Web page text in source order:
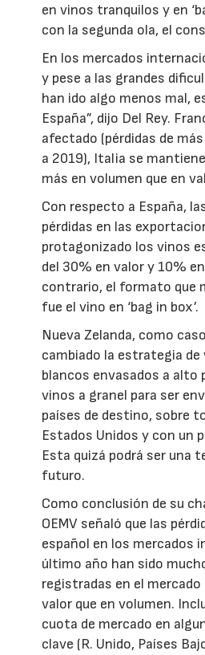
en vinos tranquilos y en
con la segunda ola, el
En los mercados
y pese a las grandes
han ido algo menos mal,
España”, dijo Del Rey.
afectado (pérdidas de
a 2019), Italia se
más en volumen que en
Con respecto a España,
pérdidas en las
protagonizado los vinos
del 30% en valor y 10%
contrario, el formato que
fue el vino en ‘bag in box’.
Nueva Zelanda, como
cambiado la estrategia de
blancos envasados a alto
vinos a granel para ser
países de destino, sobre
Estados Unidos y con un
Esta quizá podrá ser una
futuro.
Como conclusión de su
OEMV señaló que las
español en los mercados
último año han sido
registradas en el
valor que en volumen.
cuota de mercado en
clave (R. Unido, Países